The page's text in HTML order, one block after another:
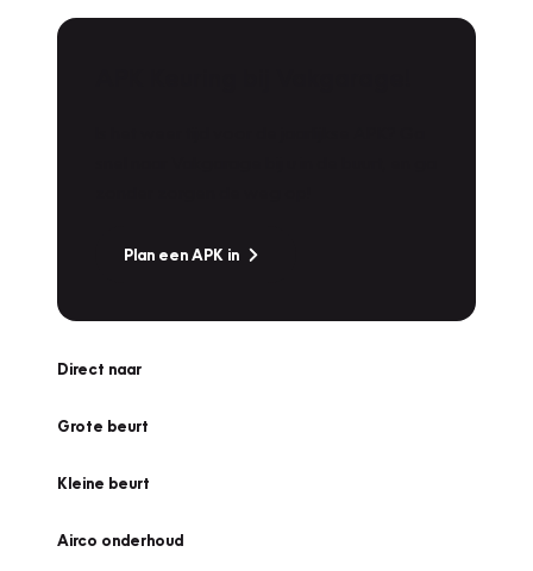
Plan een APK in
Direct naar
Grote beurt
Kleine beurt
Airco onderhoud